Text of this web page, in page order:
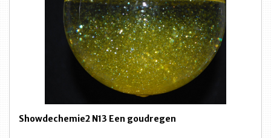
Showdechemie2 N13 Een goudregen